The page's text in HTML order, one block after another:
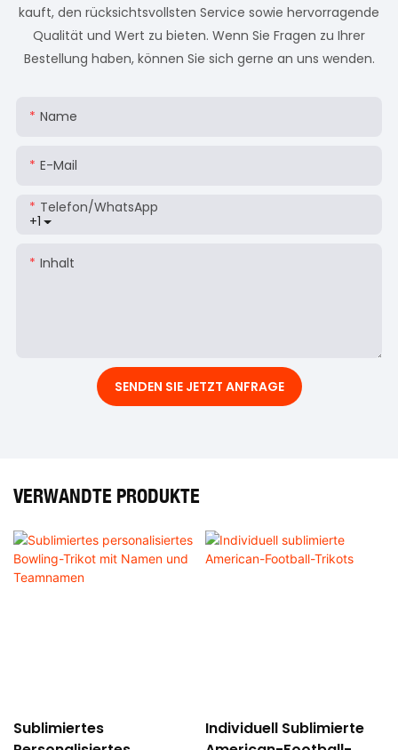
kauft, den rücksichtsvollsten Service sowie hervorragende
Qualität und Wert zu bieten. Wenn Sie Fragen zu Ihrer
Bestellung haben, können Sie sich gerne an uns wenden.
Name
E-Mail
+1
Telefon/WhatsApp
Inhalt
SENDEN SIE JETZT ANFRAGE
VERWANDTE PRODUKTE
Sublimiertes
Individuell Sublimierte